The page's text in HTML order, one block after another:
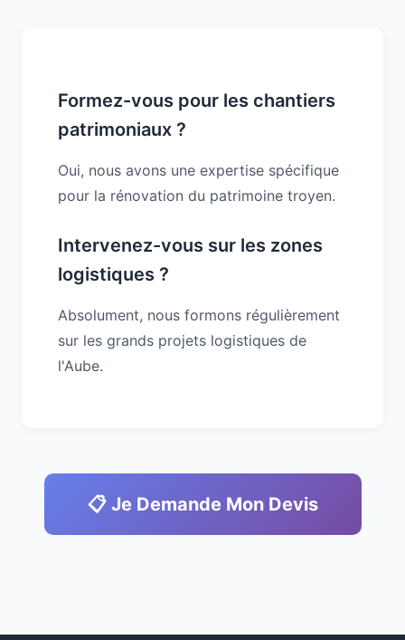
Formez-vous pour les chantiers
patrimoniaux ?
Oui, nous avons une expertise spécifique
pour la rénovation du patrimoine troyen.
Intervenez-vous sur les zones
logistiques ?
Absolument, nous formons régulièrement
sur les grands projets logistiques de
l'Aube.
📋 Je Demande Mon Devis